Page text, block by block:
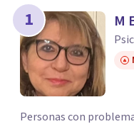
ENCONTRAR MI
¿Necesitas
psicólogo
Responde a unas
1 M
Personas con